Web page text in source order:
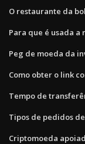
O restaurante da
Para que é usada a
Peg de moeda da
Como obter o link
Tempo de
Tipos de pedidos
Criptomoeda